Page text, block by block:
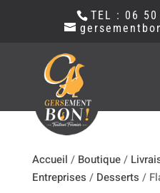
TEL : 06
Accueil / Boutique/
Entreprises / Desserts /